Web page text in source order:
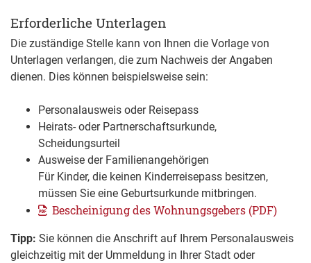
Erforderliche Unterlagen
Die zuständige Stelle kann von Ihnen die Vorlage von
Unterlagen verlangen, die zum Nachweis der Angaben
dienen. Dies können beispielsweise sein:
Personalausweis oder Reisepass
Heirats- oder Partnerschaftsurkunde,
Scheidungsurteil
Ausweise der Familienangehörigen
Für Kinder, die keinen Kinderreisepass besitzen,
müssen Sie eine Geburtsurkunde mitbringen.
Bescheinigung des Wohnungsgebers (PDF)
Tipp: Sie können die Anschrift auf Ihrem Personalausweis
gleichzeitig mit der Ummeldung in Ihrer Stadt oder